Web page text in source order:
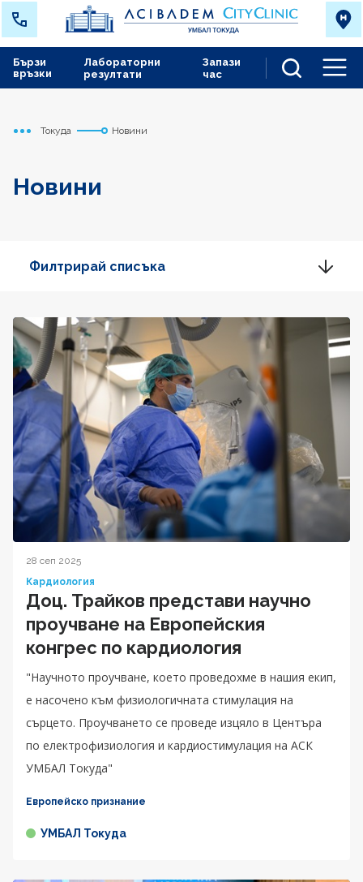
Лабораторни
резултати
Запази
час
Бързи
връзки
Начало
Токуда Новини
Новини
Филтрирай списъка
28 сеп 2025
Кардиология
Доц. Трайков представи научно
проучване на Европейския
конгрес по кардиология
"Научното проучване, което проведохме в нашия екип,
е насочено към физиологичната стимулация на
сърцето. Проучването се проведе изцяло в Центъра
по електрофизиология и кардиостимулация на АСК
УМБАЛ Токуда"
Европейско признание
УМБАЛ Токуда